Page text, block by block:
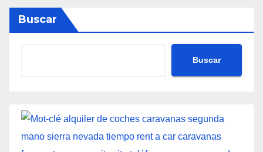
Buscar
Buscar